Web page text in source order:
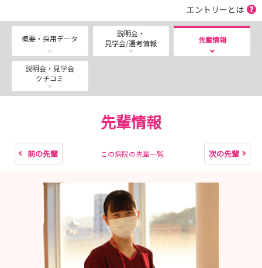
【Cコ ース】病院見学 ＋ 院内見学 ＋ 先輩看護師
是非お友達と一緒にご参加ください！
エントリーとは
概要・採用データ
説明会・
見学会/選考情報
先輩情報
説明会・見学会
クチコミ
先輩情報
前の先輩 この病院の先輩一覧 次の先輩